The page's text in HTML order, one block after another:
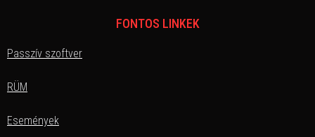
FONTOS LINKEK
Passzív szoftver
RÜM
Események